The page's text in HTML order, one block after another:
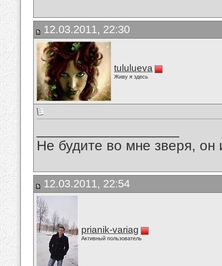
12.03.2011, 22:30
tululueva
Живу я здесь
Не будите во мне зверя, он
12.03.2011, 22:54
prianik-variag
Активный пользователь